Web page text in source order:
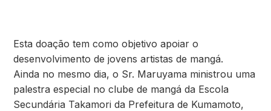
Esta doação tem como objetivo apoiar o
desenvolvimento de jovens artistas de mangá.
Ainda no mesmo dia, o Sr. Maruyama ministrou uma
palestra especial no clube de mangá da Escola
Secundária Takamori da Prefeitura de Kumamoto,